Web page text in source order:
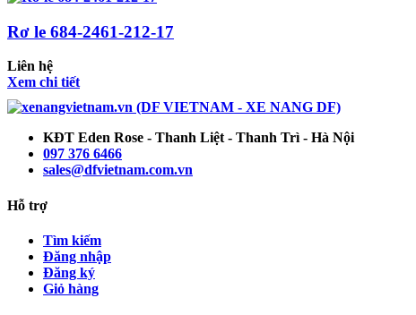
Rơ le 684-2461-212-17
Liên hệ
Xem chi tiết
KĐT Eden Rose - Thanh Liệt - Thanh Trì - Hà Nội
097 376 6466
sales@dfvietnam.com.vn
Hỗ trợ
Tìm kiếm
Đăng nhập
Đăng ký
Giỏ hàng